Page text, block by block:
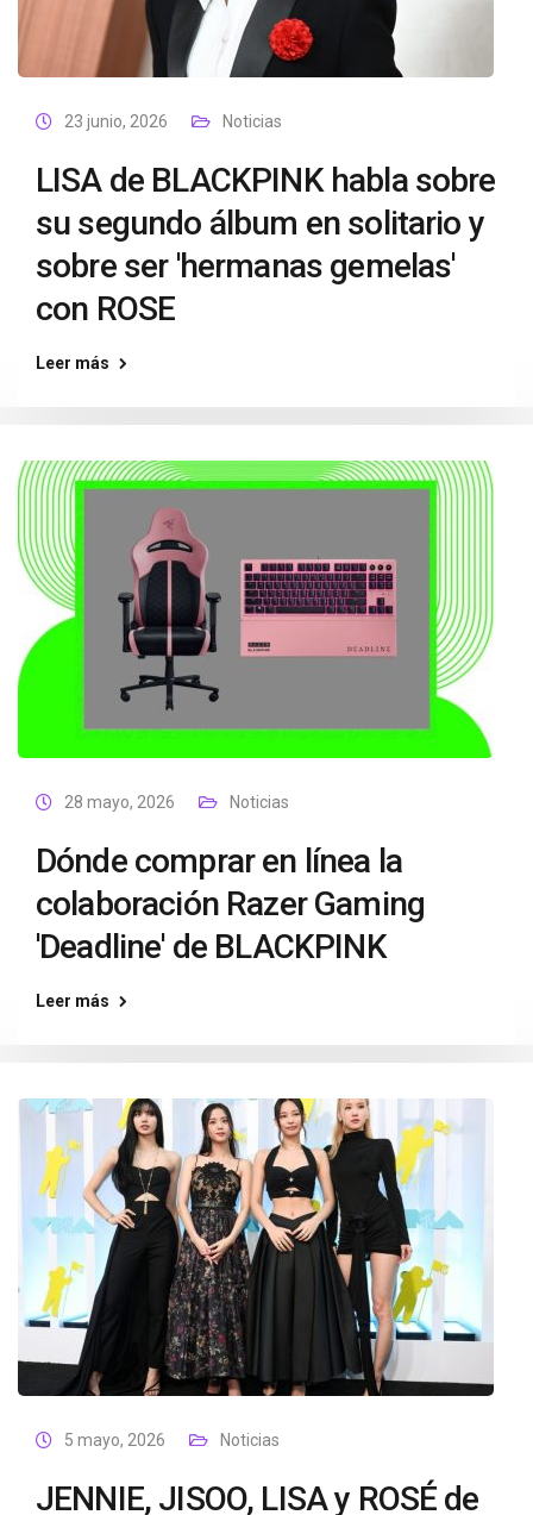
23 junio, 2026 Noticias
LISA de BLACKPINK habla sobre
su segundo álbum en solitario y
sobre ser 'hermanas gemelas'
con ROSE
Leer más
28 mayo, 2026 Noticias
Dónde comprar en línea la
colaboración Razer Gaming
'Deadline' de BLACKPINK
Leer más
5 mayo, 2026 Noticias
JENNIE, JISOO, LISA y ROSÉ de